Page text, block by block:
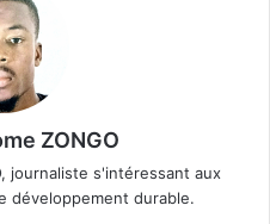
ZONGO
journaliste s'intéressant aux
développement durable.